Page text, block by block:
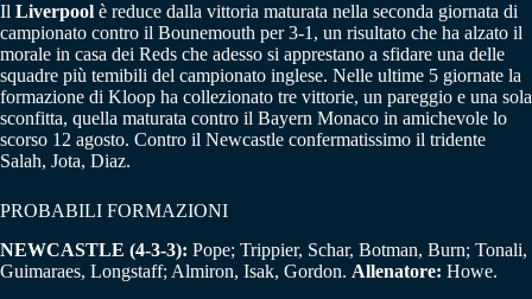
Il Liverpool è reduce dalla vittoria maturata nella seconda giornata di
campionato contro il Bounemouth per 3-1, un risultato che ha alzato il
morale in casa dei Reds che adesso si apprestano a sfidare una delle
squadre più temibili del campionato inglese. Nelle ultime 5 giornate la
formazione di Kloop ha collezionato tre vittorie, un pareggio e una sola
sconfitta, quella maturata contro il Bayern Monaco in amichevole lo
scorso 12 agosto. Contro il Newcastle confermatissimo il tridente
Salah, Jota, Diaz.
PROBABILI FORMAZIONI
NEWCASTLE (4-3-3): Pope; Trippier, Schar, Botman, Burn; Tonali,
Guimaraes, Longstaff; Almiron, Isak, Gordon. Allenatore: Howe.